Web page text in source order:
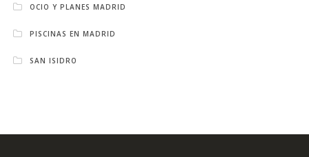
OCIO Y PLANES MADRID
PISCINAS EN MADRID
SAN ISIDRO